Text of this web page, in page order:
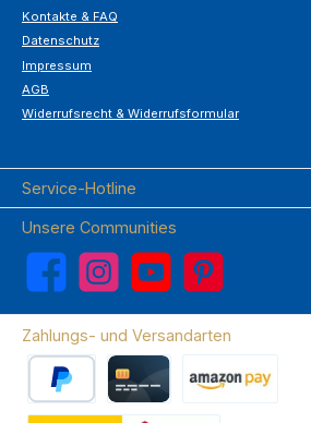
Kontakte & FAQ
Datenschutz
Impressum
AGB
Widerrufsrecht & Widerrufsformular
Service-Hotline
Unsere Communities
Facebook Instagram YouTube Pinterest
Zahlungs- und Versandarten